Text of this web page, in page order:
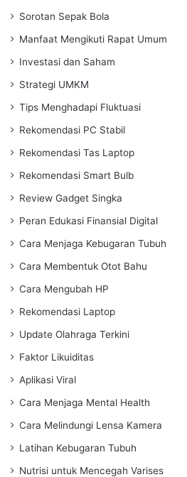
Sorotan Sepak Bola
Manfaat Mengikuti Rapat Umum
Investasi dan Saham
Strategi UMKM
Tips Menghadapi Fluktuasi
Rekomendasi PC Stabil
Rekomendasi Tas Laptop
Rekomendasi Smart Bulb
Review Gadget Singka
Peran Edukasi Finansial Digital
Cara Menjaga Kebugaran Tubuh
Cara Membentuk Otot Bahu
Cara Mengubah HP
Rekomendasi Laptop
Update Olahraga Terkini
Faktor Likuiditas
Aplikasi Viral
Cara Menjaga Mental Health
Cara Melindungi Lensa Kamera
Latihan Kebugaran Tubuh
Nutrisi untuk Mencegah Varises